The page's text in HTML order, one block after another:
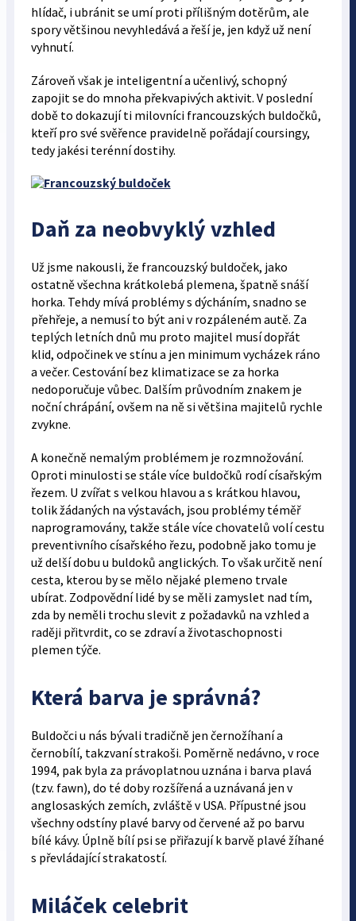
hlídač, i ubránit se umí proti přílišným dotěrům, ale
spory většinou nevyhledává a řeší je, jen když už není
vyhnutí.
Zároveň však je inteligentní a učenlivý, schopný
zapojit se do mnoha překvapivých aktivit. V poslední
době to dokazují ti milovníci francouzských buldočků,
kteří pro své svěřence pravidelně pořádají coursingy,
tedy jakési terénní dostihy.
Daň za neobvyklý vzhled
Už jsme nakousli, že francouzský buldoček, jako
ostatně všechna krátkolebá plemena, špatně snáší
horka. Tehdy mívá problémy s dýcháním, snadno se
přehřeje, a nemusí to být ani v rozpáleném autě. Za
teplých letních dnů mu proto majitel musí dopřát
klid, odpočinek ve stínu a jen minimum vycházek ráno
a večer. Cestování bez klimatizace se za horka
nedoporučuje vůbec. Dalším průvodním znakem je
noční chrápání, ovšem na ně si většina majitelů rychle
zvykne.
A konečně nemalým problémem je rozmnožování.
Oproti minulosti se stále více buldočků rodí císařským
řezem. U zvířat s velkou hlavou a s krátkou hlavou,
tolik žádaných na výstavách, jsou problémy téměř
naprogramovány, takže stále více chovatelů volí cestu
preventivního císařského řezu, podobně jako tomu je
už delší dobu u buldoků anglických. To však určitě není
cesta, kterou by se mělo nějaké plemeno trvale
ubírat. Zodpovědní lidé by se měli zamyslet nad tím,
zda by neměli trochu slevit z požadavků na vzhled a
raději přitvrdit, co se zdraví a životaschopnosti
plemen týče.
Která barva je správná?
Buldočci u nás bývali tradičně jen černožíhaní a
černobílí, takzvaní strakoši. Poměrně nedávno, v roce
1994, pak byla za právoplatnou uznána i barva plavá
(tzv. fawn), do té doby rozšířená a uznávaná jen v
anglosaských zemích, zvláště v USA. Přípustné jsou
všechny odstíny plavé barvy od červené až po barvu
bílé kávy. Úplně bílí psi se přiřazují k barvě plavé žíhané
s převládající strakatostí.
Miláček celebrit